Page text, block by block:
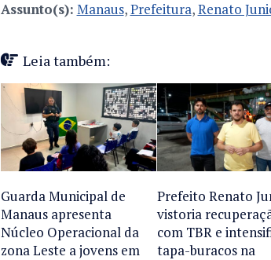
Assunto(s): Manaus,Prefeitura,Renato
Leia também:
Guarda Municipal de
Manaus apresenta
Núcleo Operacional da
zona Leste a jovens em
Prefeito Renato
vistoria
com TBR e
tapa-buracos na